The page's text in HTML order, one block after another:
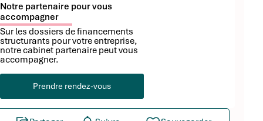
Notre partenaire pour vous
accompagner
Sur les dossiers de financements
structurants pour votre entreprise,
notre cabinet partenaire peut vous
accompagner.
Prendre rendez-vous